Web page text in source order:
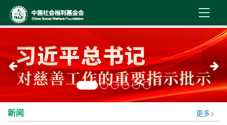
首 页
新闻资讯
机构介绍
公益事业
新闻 更多>